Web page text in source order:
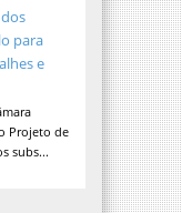
para
e
Projeto de
subs...